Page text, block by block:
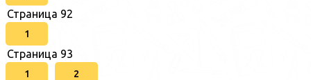
Страница 92
1
Страница 93
1 2